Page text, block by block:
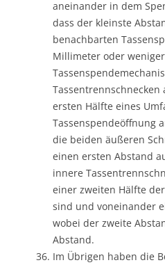
aneinander in dem
dass der kleinste
benachbarten
Millimeter oder
ersten Hälfte eines
Tassenspendeöffnung
die beiden äußeren
einen ersten Abstand
innere
einer zweiten Hälfte
sind und voneinander
wobei der zweite
Abstand.
Im Übrigen haben die